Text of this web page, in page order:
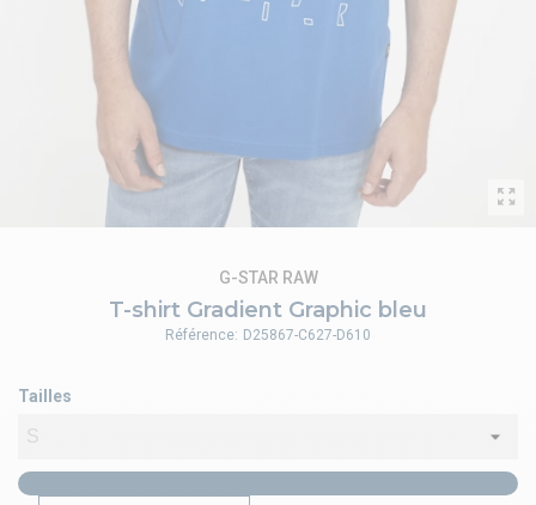
T-shirt Gradient Graphic bleu
G-STAR RAW
Tailles
Référence: D25867-C627-D610